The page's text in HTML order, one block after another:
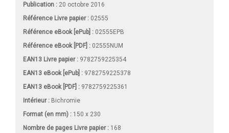
Publication : 20 octobre 2016
Référence Livre papier : 02555
Référence eBook [ePub] : 02555EPB
Référence eBook [PDF] : 02555NUM
EAN13 Livre papier : 9782759225354
EAN13 eBook [ePub] : 9782759225378
EAN13 eBook [PDF] : 9782759225361
Intérieur : Bichromie
Format (en mm) : 150 x 230
Nombre de pages Livre papier: 168